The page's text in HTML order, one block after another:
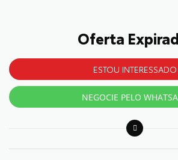
Oferta
ESTOU INTERESSADO
NEGOCIE PELO